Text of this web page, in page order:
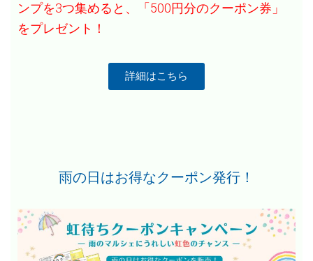
ンプを3つ集めると、「500円分のクーポン券」
をプレゼント！
詳細はこちら
雨の日はお得なクーポン発行！